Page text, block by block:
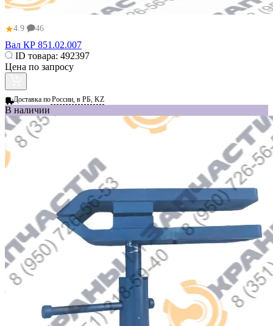
★4.9 46
Вал КР 851.02.007
ID товара: 492397
Цена по запросу
Доставка поРоссии, в РБ, KZ
В наличии